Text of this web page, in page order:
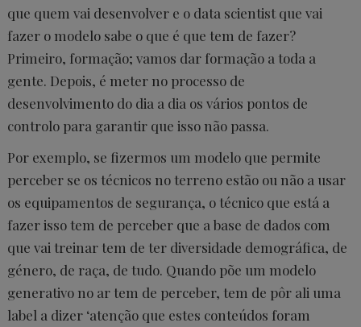
que quem vai desenvolver e o data scientist que vai
fazer o modelo sabe o que é que tem de fazer?
Primeiro, formação; vamos dar formação a toda a
gente. Depois, é meter no processo de
desenvolvimento do dia a dia os vários pontos de
controlo para garantir que isso não passa.
Por exemplo, se fizermos um modelo que permite
perceber se os técnicos no terreno estão ou não a usar
os equipamentos de segurança, o técnico que está a
fazer isso tem de perceber que a base de dados com
que vai treinar tem de ter diversidade demográfica, de
género, de raça, de tudo. Quando põe um modelo
generativo no ar tem de perceber, tem de pôr ali uma
label a dizer ‘atenção que estes conteúdos foram